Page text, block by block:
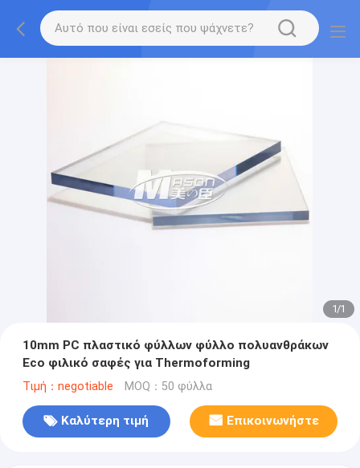
1/1
10mm PC πλαστικό φύλλων φύλλο πολυανθράκων
Eco φιλικό σαφές για Thermoforming
Τιμή：negotiable MOQ：50 φύλλα
Καλύτερη τιμή Επικοινωνήστε